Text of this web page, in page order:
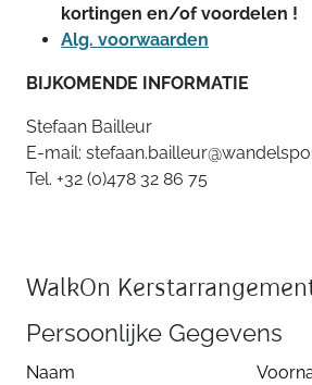
kortingen en/of voordelen !
Alg. voorwaarden
BIJKOMENDE INFORMATIE
Stefaan Bailleur
E-mail:
Tel. +32 (0)478 32 86 75
WalkOn
Persoonlijke Gegevens
Naam